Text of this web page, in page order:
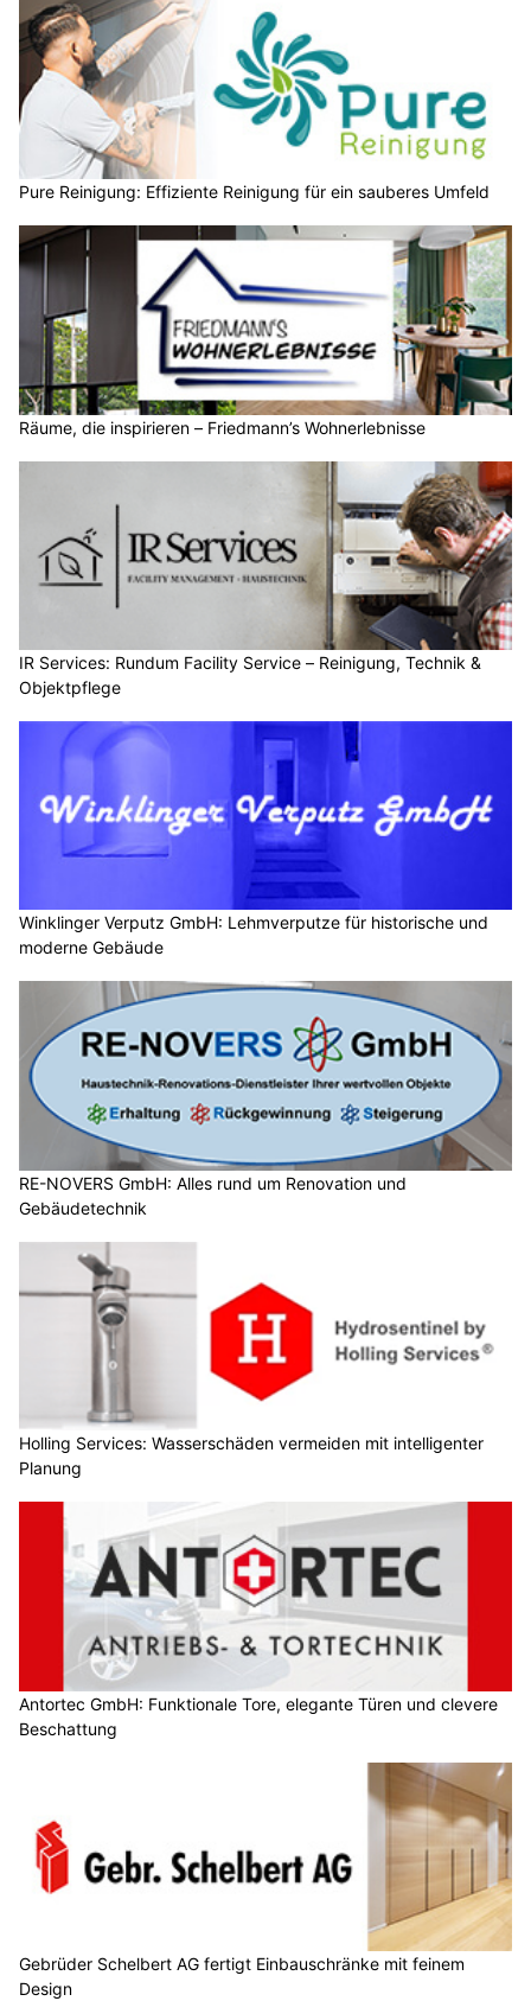
Pure Reinigung: Effiziente Reinigung für ein sauberes Umfeld
Räume, die inspirieren – Friedmann’s Wohnerlebnisse
IR Services: Rundum Facility Service – Reinigung, Technik &
Objektpflege
Winklinger Verputz GmbH: Lehmverputze für historische und
moderne Gebäude
RE-NOVERS GmbH: Alles rund um Renovation und
Gebäudetechnik
Holling Services: Wasserschäden vermeiden mit intelligenter
Planung
Antortec GmbH: Funktionale Tore, elegante Türen und clevere
Beschattung
Gebrüder Schelbert AG fertigt Einbauschränke mit feinem
Design